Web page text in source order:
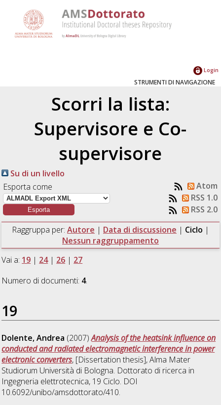
Login
STRUMENTI DI NAVIGAZIONE
Scorri la lista:
Supervisore e Co-
supervisore
Su di un livello
Esporta come
Atom
RSS 1.0
RSS 2.0
Raggruppa per: Autore | Data di discussione | Ciclo |
Nessun raggruppamento
Vai a: 19 | 24| 26 | 27
Numero di documenti: 4.
19
Dolente, Andrea (2007)Analysis of the heatsink influence on
conducted and radiated electromagnetic interference in power
electronic converters, [Dissertation thesis], Alma Mater
Studiorum Università di Bologna. Dottorato di ricerca in
Ingegneria elettrotecnica, 19 Ciclo. DOI
10.6092/unibo/amsdottorato/410.